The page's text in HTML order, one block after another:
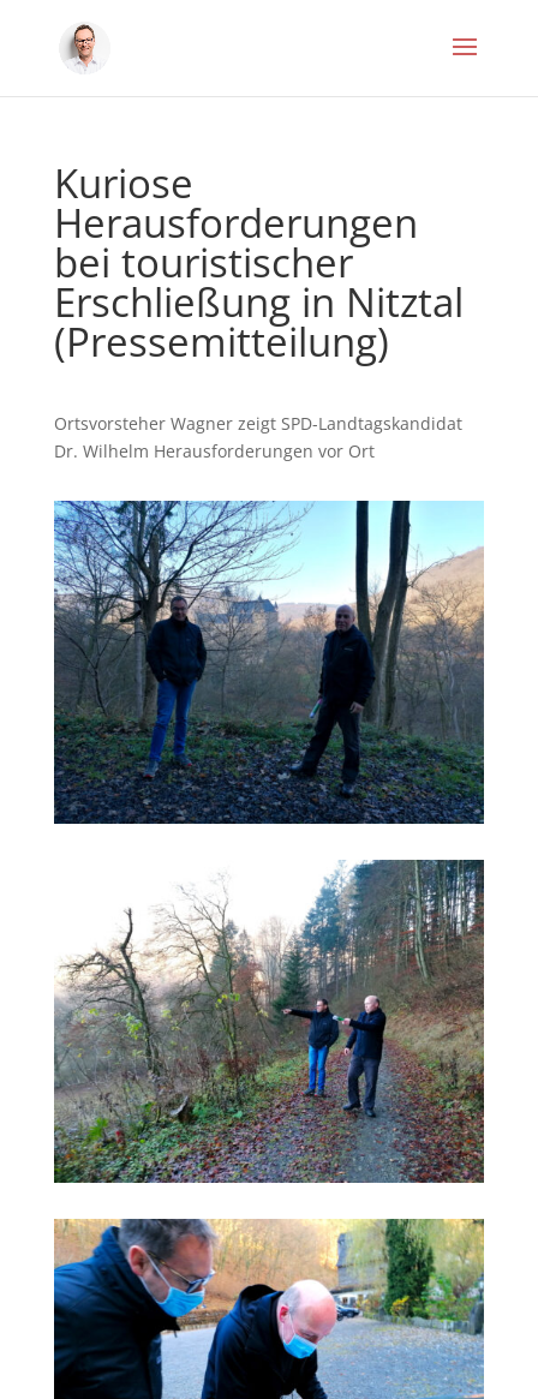
Kuriose
Herausforderungen
bei touristischer
Erschließung in Nitztal
(Pressemitteilung)
Ortsvorsteher Wagner zeigt SPD-Landtagskandidat
Dr. Wilhelm Herausforderungen vor Ort